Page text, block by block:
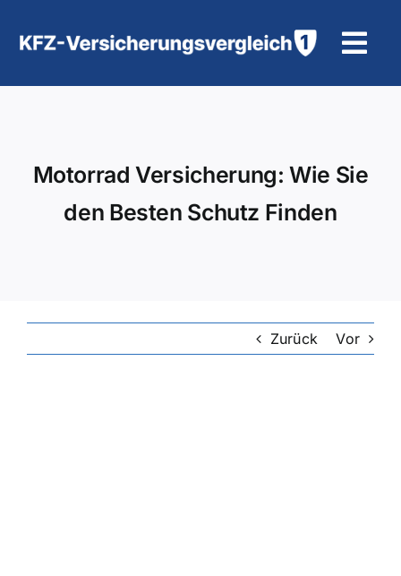
Inhalt
Hilfe und Kontakt
Motorrad Versicherung: Wie Sie
den Besten Schutz Finden
Zurück Vor